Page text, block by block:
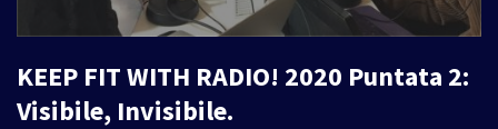
KEEP FIT WITH RADIO! 2020 Puntata 2:
Visibile, Invisibile.